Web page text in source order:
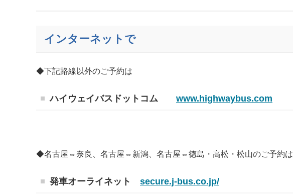
インターネットで
◆下記路線以外のご予約は
ハイウェイバスドットコム www.highwaybus.com
◆名古屋⇔奈良、名古屋⇔新潟、名古屋⇔徳島・高松・松山のご予約は
発車オーライネット secure.j-bus.co.jp/